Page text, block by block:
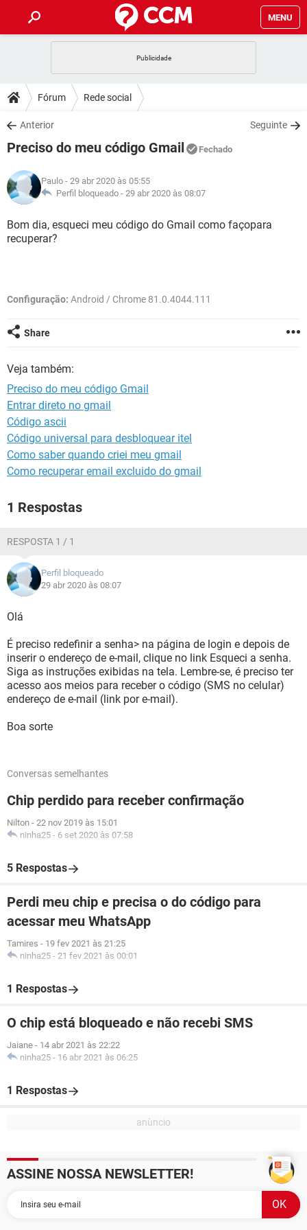
MENU
CELULAR
OUTLOOK
INSTAGRAM GMAIL
GUIA DE COMPRAS
DICAS
JOGOS
INSTAGRAM
GUIA DE COMPRAS
DOWNLOADS
JOGOS WHATSAPP
CELULAR
OUTLOOK EXCEL
INSTAGRAM GMAIL
GUIA DE COMPRAS
JOGOS
CELULAR
OUTLOOK EXCEL
GLOSSÁRIO
JOGOS WHATSAPP
CELULAR
Fórum Rede social
Anterior Seguinte
Preciso do meu código Gmail Fechado
Paulo - 29 abr 2020 às 05:55
Perfil bloqueado - 29 abr 2020 às 08:07
Bom dia, esqueci meu código do Gmail como façopara
recuperar?
Configuração: Android / Chrome 81.0.4044.111
Share
Veja também:
Preciso do meu código Gmail
Entrar direto no gmail
Código ascii
Código universal para desbloquear itel
Como saber quando criei meu gmail
Como recuperar email excluido do gmail
1 Respostas
RESPOSTA 1 / 1
Perfil bloqueado
29 abr 2020 às 08:07
Olá
É preciso redefinir a senha> na página de login e depois de
inserir o endereço de e-mail, clique no link Esqueci a senha.
Siga as instruções exibidas na tela. Lembre-se, é preciso ter
acesso aos meios para receber o código (SMS no celular)
endereço de e-mail (link por e-mail).
Boa sorte
Conversas semelhantes
Chip perdido para receber confirmação
Nilton - 22 nov 2019 às 15:01
ninha25 - 6 set 2020 às 07:58
5 Respostas
Perdi meu chip e precisa o do código para
acessar meu WhatsApp
Tamires - 19 fev 2021 às 21:25
ninha25 - 21 fev 2021 às 00:01
1 Respostas
O chip está bloqueado e não recebi SMS
Jaiane - 14 abr 2021 às 22:22
ninha25 - 16 abr 2021 às 06:25
1 Respostas
ASSINE NOSSA NEWSLETTER!